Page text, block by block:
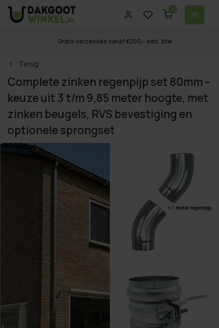
0
Gratis verzenden vanaf €200,- excl. btw
Terug
Complete zinken regenpijp set 80mm –
keuze uit 3 t/m 9,85 meter hoogte, met
zinken beugels, RVS bevestiging en
optionele sprongset